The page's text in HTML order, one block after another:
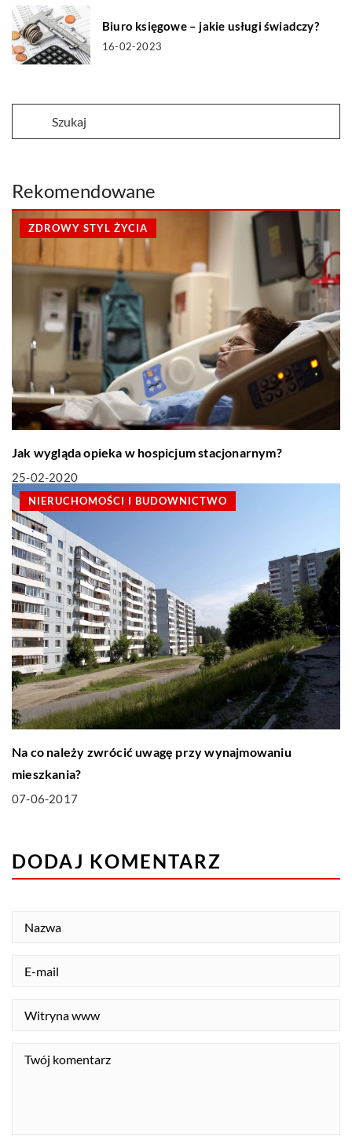
Biuro księgowe – jakie usługi świadczy?
16-02-2023
Rekomendowane
ZDROWY STYL ŻYCIA
Jak wygląda opieka w hospicjum stacjonarnym?
25-02-2020
NIERUCHOMOŚCI I BUDOWNICTWO
Na co należy zwrócić uwagę przy wynajmowaniu
mieszkania?
07-06-2017
DODAJ KOMENTARZ